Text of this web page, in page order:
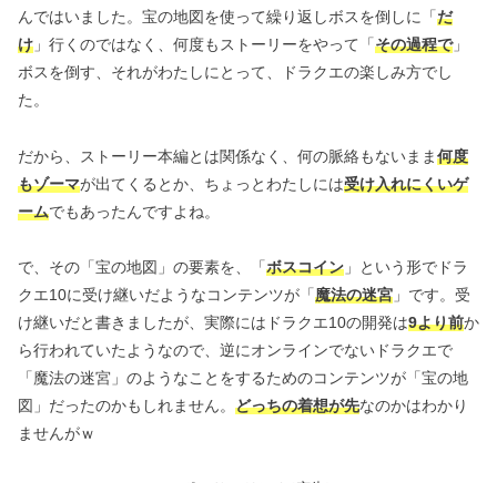
んではいました。宝の地図を使って繰り返しボスを倒しに「だ
け 」行くのではなく、何度もストーリーをやって「その過程で」
ボスを倒す、それがわたしにとって、ドラクエの楽しみ方でし
た。
だから、ストーリー本編とは関係なく、何の脈絡もないまま何度
もゾーマが出てくるとか、ちょっとわたしには受け入れにくいゲ
ームでもあったんですよね。
で、その「宝の地図」の要素を、「ボスコイン 」という形でドラ
クエ10に受け継いだようなコンテンツが「魔法の迷宮 」です。受
け継いだと書きましたが、実際にはドラクエ10の開発は9より前か
ら行われていたようなので、逆にオンラインでないドラクエで
「魔法の迷宮」のようなことをするためのコンテンツが「宝の地
図」だったのかもしれません。 どっちの着想が先なのかはわかり
ませんがｗ